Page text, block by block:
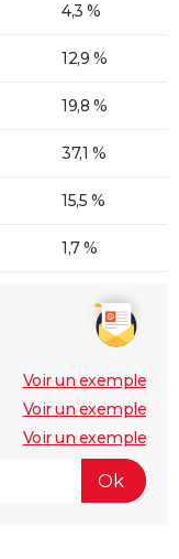
4,3 %
12,9 %
19,8 %
37,1 %
15,5 %
1,7 %
Voir un exemple
Voir un exemple
Voir un exemple